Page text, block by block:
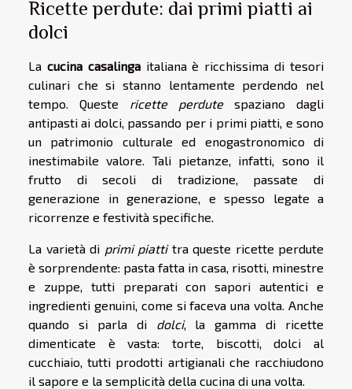
Ricette perdute: dai primi piatti ai
dolci
La cucina casalingaitaliana è ricchissima di tesori
culinari che si stanno lentamente perdendo nel
tempo. Queste ricette perdutespaziano dagli
antipasti ai dolci, passando per i primi piatti, e sono
un patrimonio culturale ed enogastronomico di
inestimabile valore. Tali pietanze, infatti, sono il
frutto di secoli di tradizione, passate di
generazione in generazione, e spesso legate a
ricorrenze e festività specifiche.
La varietà di primi piattitra queste ricette perdute
è sorprendente: pasta fatta in casa, risotti, minestre
e zuppe, tutti preparati con sapori autentici e
ingredienti genuini, come si faceva una volta. Anche
quando si parla di dolci, la gamma di ricette
dimenticate è vasta: torte, biscotti, dolci al
cucchiaio, tutti prodotti artigianali che racchiudono
il sapore e la semplicità della cucina di una volta.